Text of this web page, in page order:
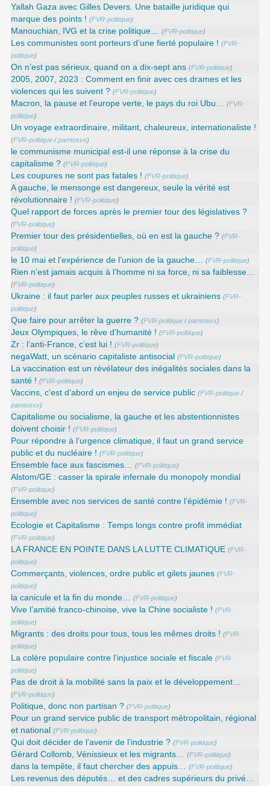
Yallah Gaza avec Gilles Devers. Une bataille juridique qui
marque des points ! (FVR-politique)
Manouchian, IVG et la crise politique… (FVR-politique)
Les communistes sont porteurs d’une fierté populaire ! (FVR-
politique)
On n’est pas sérieux, quand on a dix-sept ans (FVR-politique)
2005, 2007, 2023 : Comment en finir avec ces drames et les
violences qui les suivent ? (FVR-politique)
Macron, la pause et l’europe verte, le pays du roi Ubu… (FVR-
politique)
Un voyage extraordinaire, militant, chaleureux, internationaliste !
(FVR-politique /pamtosvx)
le communisme municipal est-il une réponse à la crise du
capitalisme ? (FVR-politique)
Les coupures ne sont pas fatales ! (FVR-politique)
A gauche, le mensonge est dangereux, seule la vérité est
révolutionnaire ! (FVR-politique)
Quel rapport de forces après le premier tour des législatives ?
(FVR-politique)
Premier tour des présidentielles, où en est la gauche ? (FVR-
politique)
le 10 mai et l’expérience de l’union de la gauche… (FVR-politique)
Rien n’est jamais acquis à l’homme ni sa force, ni sa faiblesse…
(FVR-politique)
Ukraine : il faut parler aux peuples russes et ukrainiens (FVR-
politique)
Que faire pour arrêter la guerre ? (FVR-politique /pamtosvx)
Jeux Olympiques, le rêve d’humanité ! (FVR-politique)
Zr : l’anti-France, c’est lui ! (FVR-politique)
negaWatt, un scénario capitaliste antisocial (FVR-politique)
La vaccination est un révélateur des inégalités sociales dans la
santé ! (FVR-politique)
Vaccins, c’est d’abord un enjeu de service public (FVR-politique /
pamtosvx)
Capitalisme ou socialisme, la gauche et les abstentionnistes
doivent choisir ! (FVR-politique)
Pour répondre à l’urgence climatique, il faut un grand service
public et du nucléaire ! (FVR-politique)
Ensemble face aux fascismes… (FVR-politique)
Alstom/GE : casser la spirale infernale du monopoly mondial
(FVR-politique)
Ensemble avec nos services de santé contre l’épidémie ! (FVR-
politique)
Ecologie et Capitalisme : Temps longs contre profit immédiat
(FVR-politique)
LA FRANCE EN POINTE DANS LA LUTTE CLIMATIQUE (FVR-
politique)
Commerçants, violences, ordre public et gilets jaunes (FVR-
politique)
la canicule et la fin du monde… (FVR-politique)
Vive l’amitié franco-chinoise, vive la Chine socialiste ! (FVR-
politique)
Migrants : des droits pour tous, tous les mêmes droits ! (FVR-
politique)
La colère populaire contre l’injustice sociale et fiscale (FVR-
politique)
Pas de droit à la mobilité sans la paix et le développement…
(FVR-politique)
Politique, donc non partisan ? (FVR-politique)
Pour un grand service public de transport métropolitain, régional
et national
(FVR-politique)
Qui doit décider de l’avenir de l’industrie ? (FVR-politique)
Gérard Collomb, Vénissieux et les migrants… (FVR-politique)
dans la tempête, il faut chercher des appuis… (FVR-politique)
Les revenus des députés… et des cadres supérieurs du privé…